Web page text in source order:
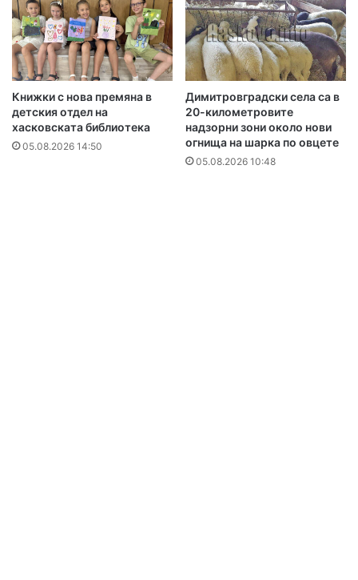
Книжки с нова премяна в
детския отдел на
хасковската библиотека
05.08.2026 14:50
Димитровградски села са в
20-километровите
надзорни зони около нови
огнища на шарка по овцете
05.08.2026 10:48